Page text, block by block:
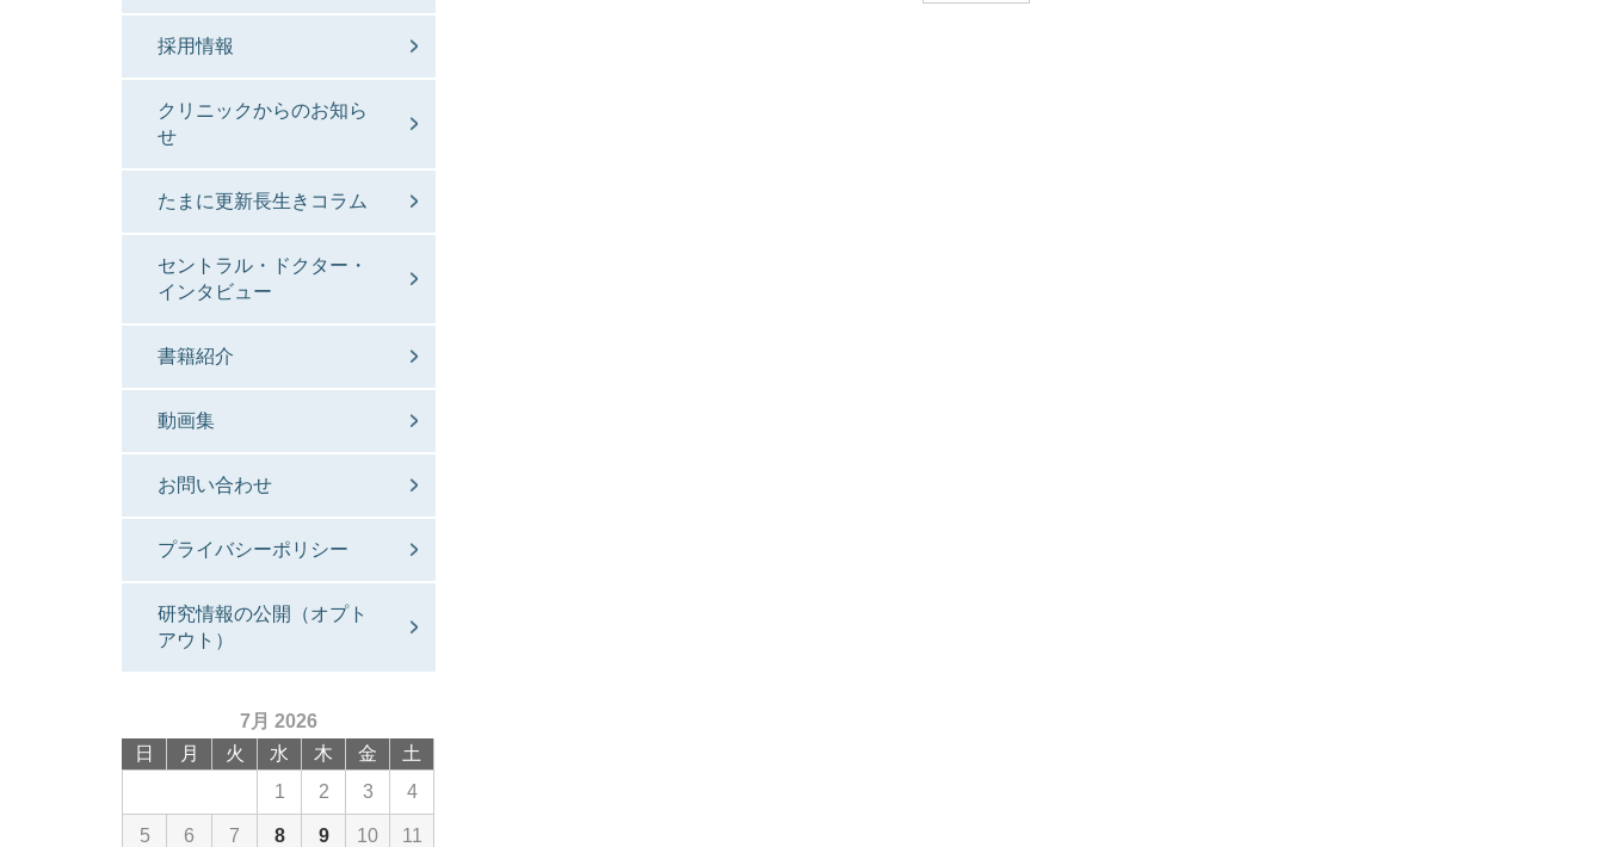
採用情報
クリニックからのお知ら
せ
たまに更新長生きコラム
セントラル・ドクター・
インタビュー
書籍紹介
動画集
お問い合わせ
プライバシーポリシー
研究情報の公開（オプト
アウト）
7月 2026
日
月 火 水 木 金 土
1 2 3 4
5 6 7 8 9 10 11